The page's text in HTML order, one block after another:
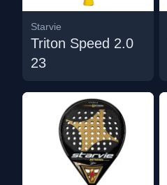
Starvie
Triton Speed 2.0
23